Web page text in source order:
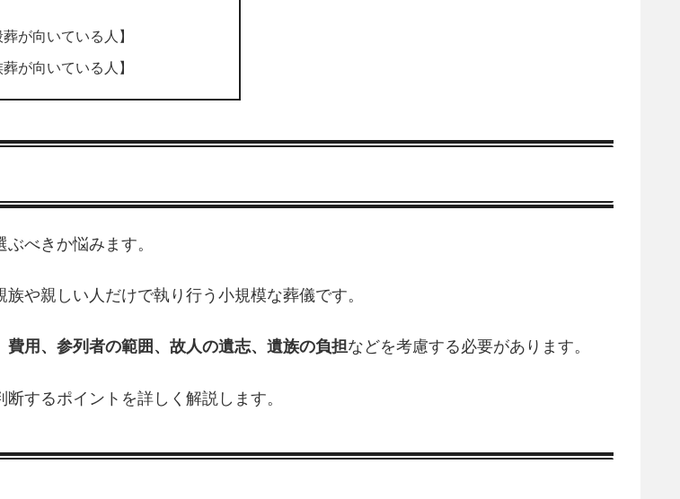
葬が向いている人】
葬が向いている人】
べきか悩みます。
や親しい人だけで執り行う小規模な葬儀です。
費用、参列者の範囲、故人の遺志、遺族の負担などを考慮する必要があります。
するポイントを詳しく解説します。